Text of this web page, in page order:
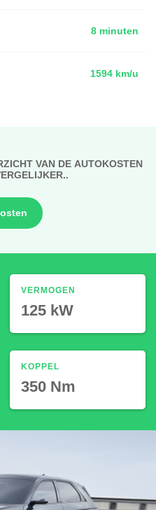
8 minuten
1594 km/u
VAN DE AUTOKOSTEN
VERMOGEN
125 kW
KOPPEL
350 Nm